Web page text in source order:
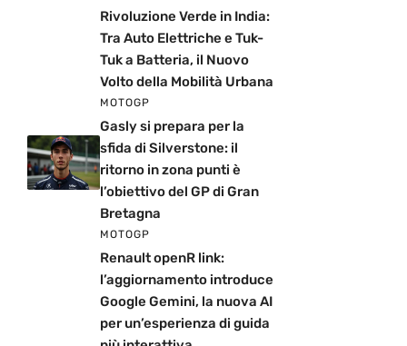
Rivoluzione Verde in India:
Tra Auto Elettriche e Tuk-
Tuk a Batteria, il Nuovo
Volto della Mobilità Urbana
MOTOGP
Gasly si prepara per la
sfida di Silverstone: il
ritorno in zona punti è
l’obiettivo del GP di Gran
Bretagna
MOTOGP
Renault openR link:
l’aggiornamento introduce
Google Gemini, la nuova AI
per un’esperienza di guida